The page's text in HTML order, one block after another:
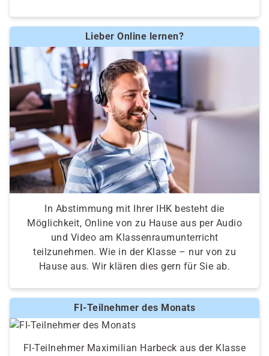
Lieber Online lernen?
In Abstimmung mit Ihrer IHK besteht die
Möglichkeit, Online von zu Hause aus per Audio
und Video am Klassenraumunterricht
teilzunehmen. Wie in der Klasse – nur von zu
Hause aus. Wir klären dies gern für Sie ab.
FI-Teilnehmer des Monats
FI-Teilnehmer Maximilian Harbeck aus der Klasse